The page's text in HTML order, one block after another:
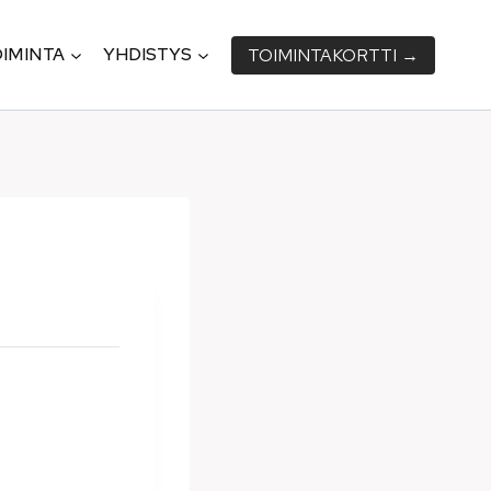
YHDISTYS TOIMINTA­KORTTI →